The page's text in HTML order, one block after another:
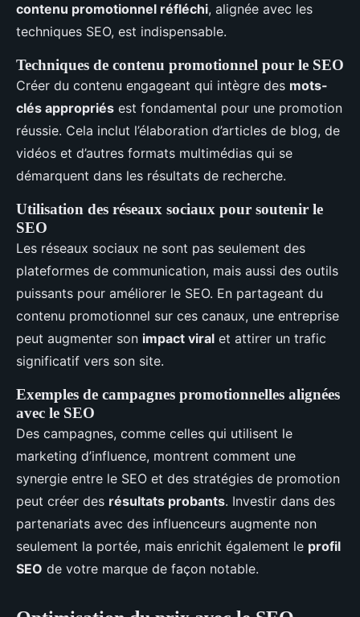
contenu promotionnel réfléchi, alignée avec les
techniques SEO, est indispensable.
Techniques de contenu promotionnel pour le SEO
Créer du contenu engageant qui intègre des mots-
clés appropriés est fondamental pour une promotion
réussie. Cela inclut l’élaboration d’articles de blog, de
vidéos et d’autres formats multimédias qui se
démarquent dans les résultats de recherche.
Utilisation des réseaux sociaux pour soutenir le
SEO
Les réseaux sociaux ne sont pas seulement des
plateformes de communication, mais aussi des outils
puissants pour améliorer le SEO. En partageant du
contenu promotionnel sur ces canaux, une entreprise
peut augmenter son impact viral et attirer un trafic
significatif vers son site.
Exemples de campagnes promotionnelles alignées
avec le SEO
Des campagnes, comme celles qui utilisent le
marketing d’influence, montrent comment une
synergie entre le SEO et des stratégies de promotion
peut créer des résultats probants. Investir dans des
partenariats avec des influenceurs augmente non
seulement la portée, mais enrichit également le profil
SEO de votre marque de façon notable.